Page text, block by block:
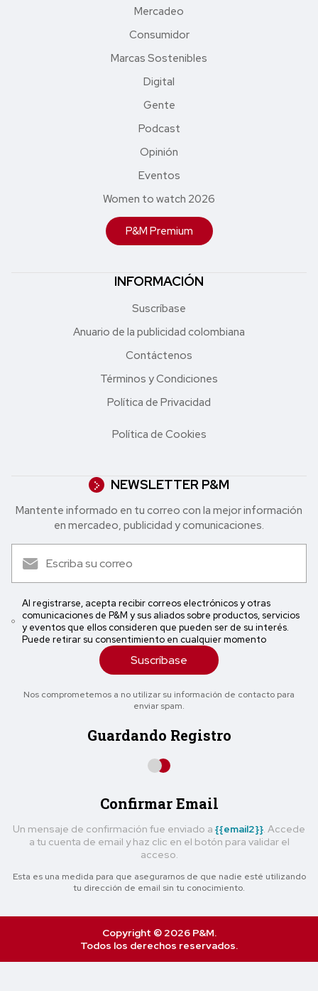
Mercadeo
Consumidor
Marcas Sostenibles
Digital
Gente
Podcast
Opinión
Eventos
Women to watch 2026
P&M Premium
INFORMACIÓN
Suscríbase
Anuario de la publicidad colombiana
Contáctenos
Términos y Condiciones
Política de Privacidad
Política de Cookies
NEWSLETTER P&M
Mantente informado en tu correo con la mejor in formación
en mercadeo, publicidad y comunicaciones.
Al registrarse, acepta recibir correos electrónicos y otras
comunicaciones de P&M y sus aliados sobre productos, servicios
y eventos que ellos consideren que pueden ser de su interés.
Puede retirar su consentimiento en cualquier momento
Suscríbase
Nos comprometemos a no utilizar su información de contacto para
enviar spam.
Guardando Registro
Confirmar Email
Un mensaje de confirmación fue enviado a {{email2}} . Accede
a tu cuenta de email y haz clic en el botón para validar el
acceso.
Esta es una medida para que asegurarnos de que nadie esté utilizando
tu dirección de email sin tu conocimiento.
Copyright © 2026 P&M.
Todos los derechos reservados.